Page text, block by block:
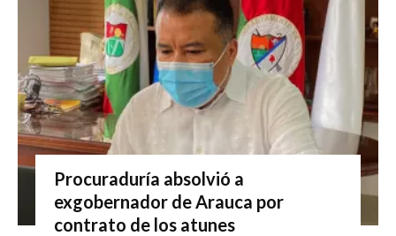
Procuraduría absolvió a
exgobernador de Arauca por
contrato de los atunes